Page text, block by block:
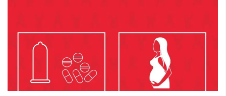
ИСТОРИЈАТ НА ЦКРМ
ИСТОРИЈАТ НА ДВИЖЕЊЕТО